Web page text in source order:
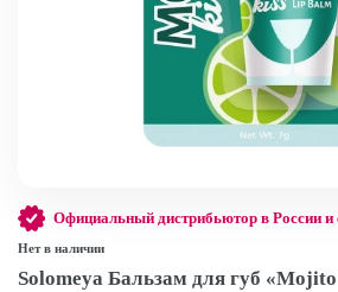
Официальный дистрибьютор в России
Нет в наличии
Solomeya Бальзам для губ